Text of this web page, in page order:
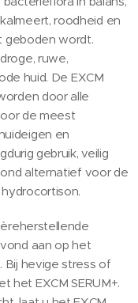
roodheid en
geboden wordt.
ruwe,
huid. De EXCM
door alle
de meest
en
gebruik, veilig
alternatief voor de
aan op het
Bij hevige stress of
het EXCM SERUM+.